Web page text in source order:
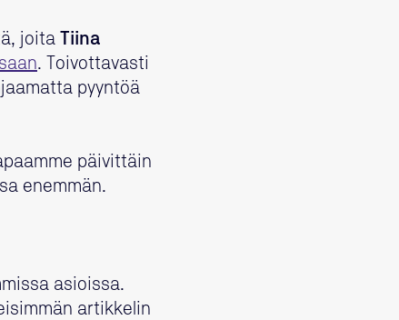
joita
Tiina
. Toivottavasti
pyyntöä
päivittäin
enemmän.
asioissa.
artikkelin